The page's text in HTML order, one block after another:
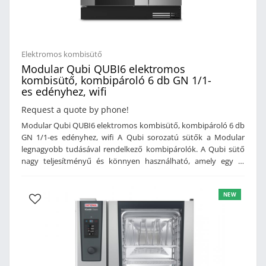
Elektromos kombisütő
Modular Qubi QUBI6 elektromos
kombisütő, kombipároló 6 db GN 1/1-
es edényhez, wifi
Request a quote by phone!
Modular Qubi QUBI6 elektromos kombisütő, kombipároló 6 db
GN 1/1-es edényhez, wifi A Qubi sorozatú sütők a Modular
legnagyobb tudásával rendelkező kombipárolók. A Qubi sütő
nagy teljesítményű és könnyen használható, amely egy új
hőmérsékleti tartomány mellet. A dupla gőzrendszer közvetlen
és közvetett gőzt juttat a sütőtérbe. Sütési fázisok előre
beállíthatók, és a sütés közben is módosíthatók. A kombipároló
saját receptkönyvvel rendelkezik, melyet a Nevo cég séfje
fejlesztett ki, de akár saját recepteket is létre hozhatunk. A
QUBI sütő csatlakozik a Cosmo rendszerhez A Cosmo rendszer
NEW